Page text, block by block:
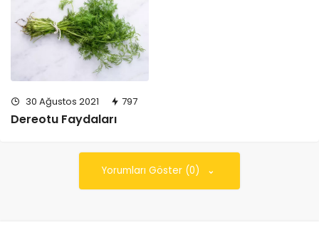
30 Ağustos 2021 797
Dereotu Faydaları
Yorumları Göster (0)